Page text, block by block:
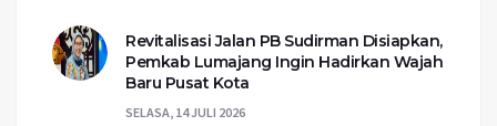
Revitalisasi Jalan PB Sudirman Disiapkan,
Pemkab Lumajang Ingin Hadirkan Wajah
Baru Pusat Kota
SELASA, 14 JULI 2026